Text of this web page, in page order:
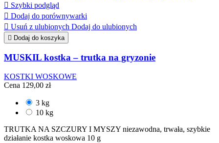
 Szybki podgląd
 Dodaj do porównywarki
 Usuń z ulubionych Dodaj do ulubionych
 Dodaj do koszyka
MUSKIL kostka – trutka na gryzonie
KOSTKI WOSKOWE
Cena 129,00 zł
3 kg
10 kg
TRUTKA NA SZCZURY I MYSZY niezawodna, trwała, szybkie
działanie kostka woskowa 10 g